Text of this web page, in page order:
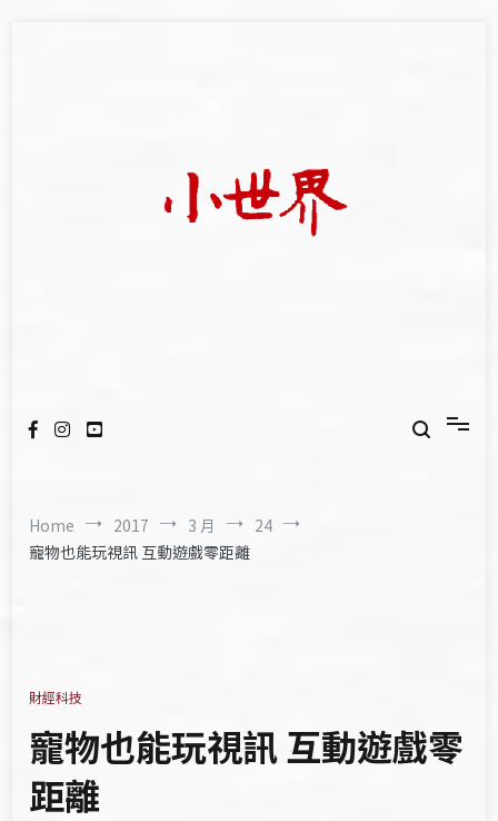
Home 2017 3 月
24
寵物也能玩視訊 互動遊戲零距離
財經科技
寵物也能玩視訊 互動遊戲零
距離